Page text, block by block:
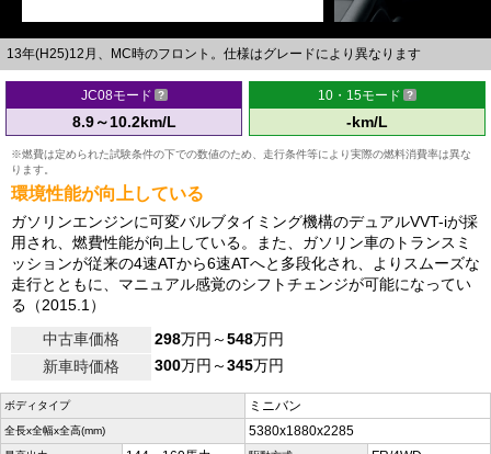
13年(H25)12月、MC時のフロント。仕様はグレードにより異なります
JC08モード
8.9～10.2km/L
10・15モード
-km/L
※燃費は定められた試験条件の下での数値のため、走行条件等により実際の燃料消費率は異な
ります。
環境性能が向上している
ガソリンエンジンに可変バルブタイミング機構のデュアルVVT-iが採
用され、燃費性能が向上している。また、ガソリン車のトランスミ
ッションが従来の4速ATから6速ATへと多段化され、よりスムーズな
走行とともに、マニュアル感覚のシフトチェンジが可能になってい
る（2015.1）
中古車価格
298万円～548万円
新車時価格
300万円～345万円
ボディタイプ ミニバン
全長x全幅x全高(mm) 5380x1880x2285